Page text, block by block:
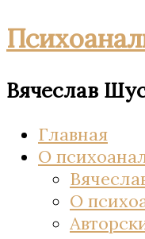
Вячеслав
Главная
О
О